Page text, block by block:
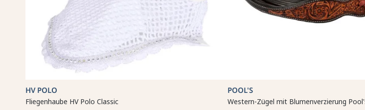
HV POLO
Fliegenhaube HV Polo Classic
POOL'S
Western-Zügel mit Blumenverzierung